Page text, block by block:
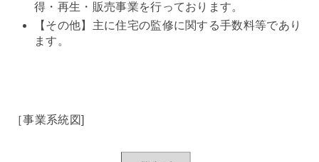
得・再生・販売事業を行っております。
【その他】主に住宅の監修に関する手数料等であり
ます。
［事業系統図]